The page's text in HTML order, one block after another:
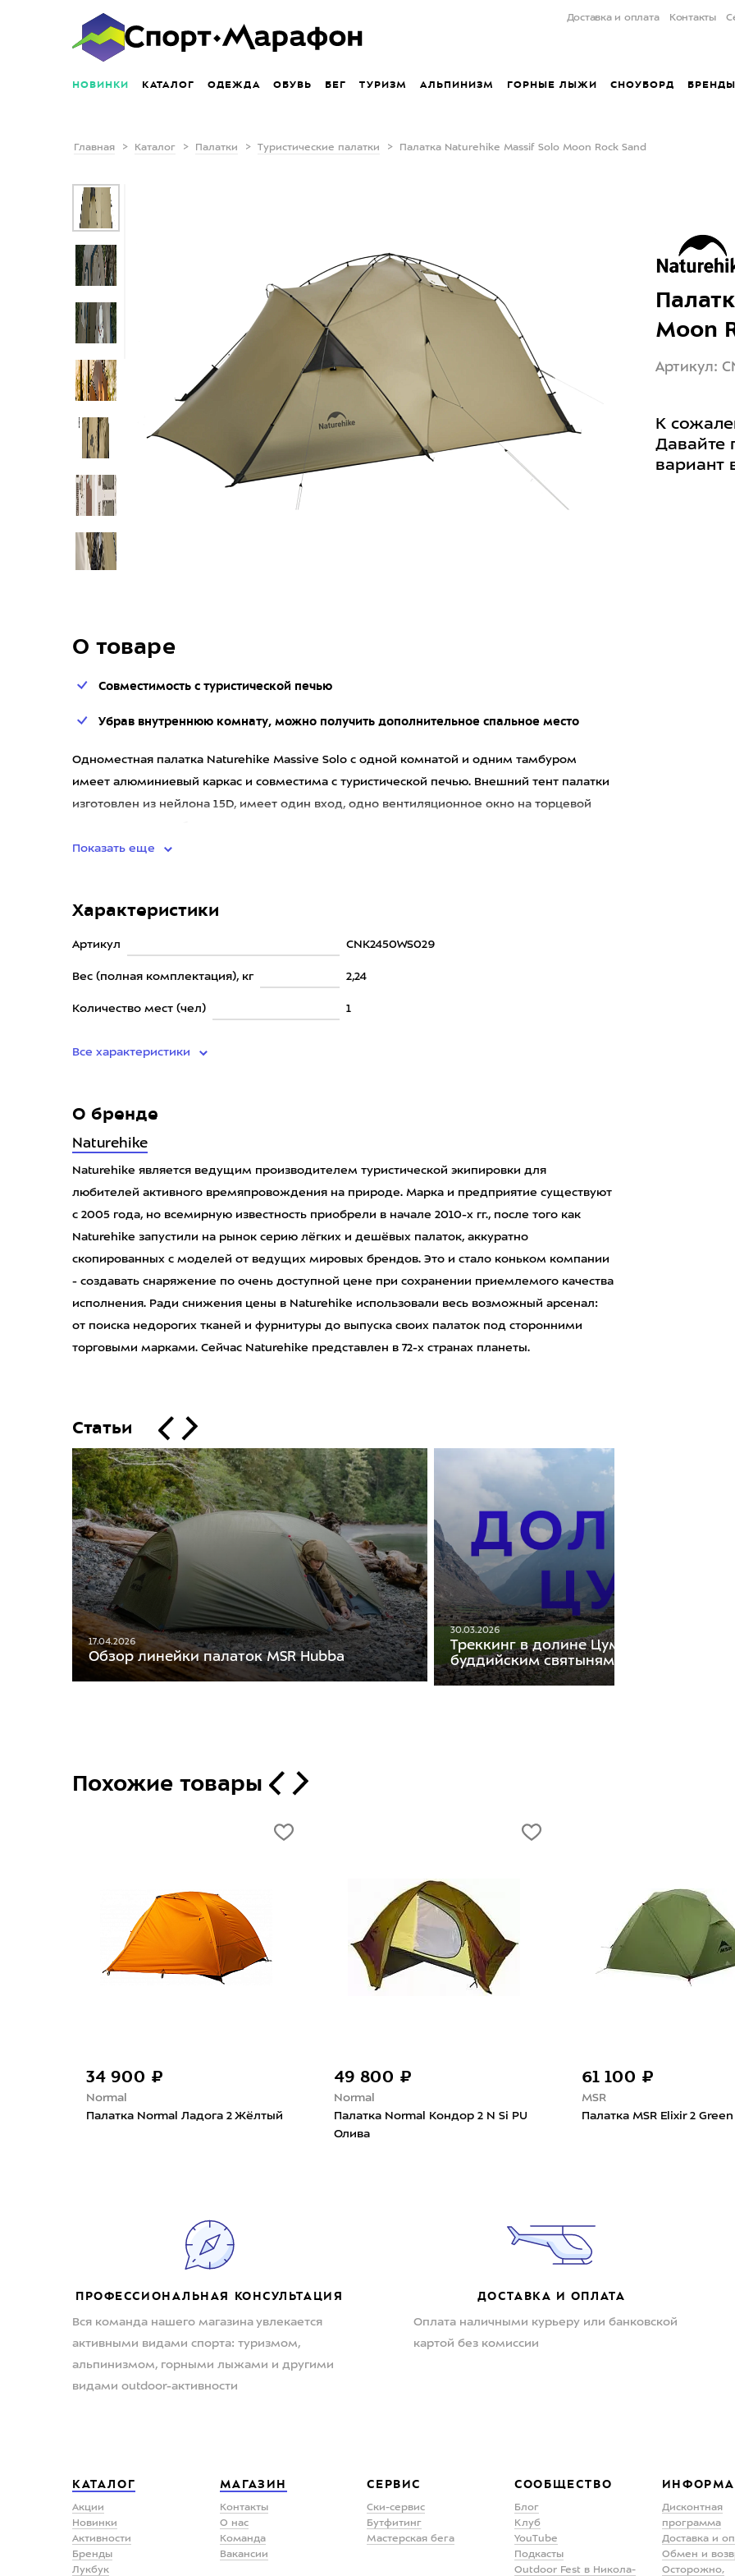
Доставка и оплата Контакты
НОВИНКИ КАТАЛОГ ОДЕЖДА ОБУВЬ БЕГ ТУРИЗМ АЛЬПИНИЗМ ГОРНЫЕ ЛЫЖИ СНОУБОРД БРЕНДЫ
Главная Каталог Палатки Туристические палатки Палатка Naturehike Massif Solo Moon Rock Sand
О товаре
Совместимость с туристической печью
Убрав внутреннюю комнату, можно получить дополнительное спальное место
Одноместная палатка Naturehike Massive Solo с одной комнатой и одним тамбуром
имеет алюминиевый каркас и совместима с туристической печью. Внешний тент палатки
изготовлен из нейлона 15D, имеет один вход, одно вентиляционное окно на торцевой
Показать еще
Характеристики
Артикул CNK2450WS029
Вес (полная комплектация), кг 2,24
Количество мест (чел) 1
Все характеристики
О бренде
Naturehike
Naturehike является ведущим производителем туристической экипировки для
любителей активного времяпровождения на природе. Марка и предприятие существуют
с 2005 года, но всемирную известность приобрели в начале 2010-х гг., после того как
Naturehike запустили на рынок серию лёгких и дешёвых палаток, аккуратно
скопированных с моделей от ведущих мировых брендов. Это и стало коньком компании
- создавать снаряжение по очень доступной цене при сохранении приемлемого качества
исполнения. Ради снижения цены в Naturehike использовали весь возможный арсенал:
от поиска недорогих тканей и фурнитуры до выпуска своих палаток под сторонними
торговыми марками. Cейчас Naturehike представлен в 72-х странах планеты.
Статьи
17.04.2026
Обзор линейки палаток MSR Hubba
30.03.2026
Треккинг в долине Цум: путь к
буддийским святыням
Moon
Артикул:
К
Давайте
вариант
Похожие товары
34 900 ₽
Normal
Палатка Normal Ладога 2 Жёлтый
49 800 ₽
Normal
Палатка Normal Кондор 2 N Si PU
Олива
61 100 ₽
MSR
Палатка MSR Elixir 2 Green
ПРОФЕССИОНАЛЬНАЯ КОНСУЛЬТАЦИЯ
Вся команда нашего магазина увлекается
активными видами спорта: туризмом,
альпинизмом, горными лыжами и другими
видами outdoor-активности
ДОСТАВКА И ОПЛАТА
Оплата наличными курьеру или банковской
картой без комиссии
КАТАЛОГ
Акции
Новинки
Активности
Бренды
Лукбук
МАГАЗИН
Контакты
О нас
Команда
Вакансии
СЕРВИС
Ски-сервис
Бутфитинг
Мастерская бега
СООБЩЕСТВО
Блог
Клуб
YouTube
Подкасты
Outdoor Fest в Никола-
Дисконтная
программа
Доставка и
Обмен и
Осторожно,